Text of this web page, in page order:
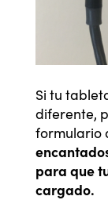
Si tu
diferente,
formulario
para que
cargado.